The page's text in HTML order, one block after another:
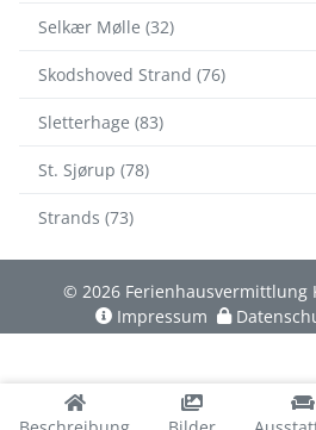
Selkær Mølle (32)
Skodshoved Strand (76)
Sletterhage (83)
St. Sjørup (78)
Strands (73)
© 2026 Ferienhausvermittlung
Impressum